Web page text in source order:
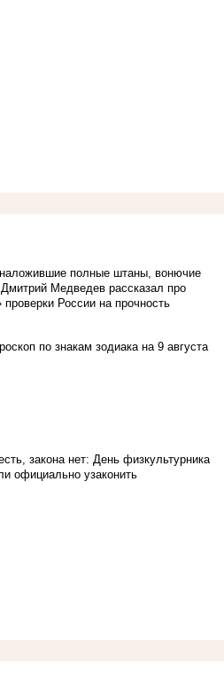
полные штаны, вонючие
Медведев рассказал про
России на прочность
по знакам зодиака на 9 августа
закона нет: День физкультурника
официально узаконить